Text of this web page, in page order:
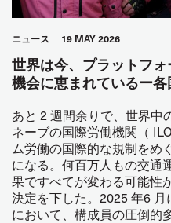
ニュース 19 MAY 2026
世界は今、プラットフ
機会に恵まれているー
あと 2 週間余りで、世界中
ネーブの国際労働機関（
ム労働の国際的な規制をめ
になる。何百万人もの交通
果ですべてが変わる可能性
決定を下した。2025 年6
において、構成員の圧倒的